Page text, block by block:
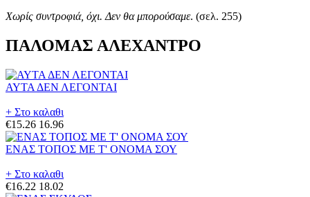
Χωρίς συντροφιά, όχι. Δεν θα μπορούσαμε. (σελ. 255)
ΠΑΛΟΜΑΣ ΑΛΕΧΑΝΤΡΟ
ΑΥΤΑ ΔΕΝ ΛΕΓΟΝΤΑΙ
+ Στο καλαθι
€15.26 16.96
ΕΝΑΣ ΤΟΠΟΣ ΜΕ Τ' ΟΝΟΜΑ ΣΟΥ
+ Στο καλαθι
€16.22 18.02